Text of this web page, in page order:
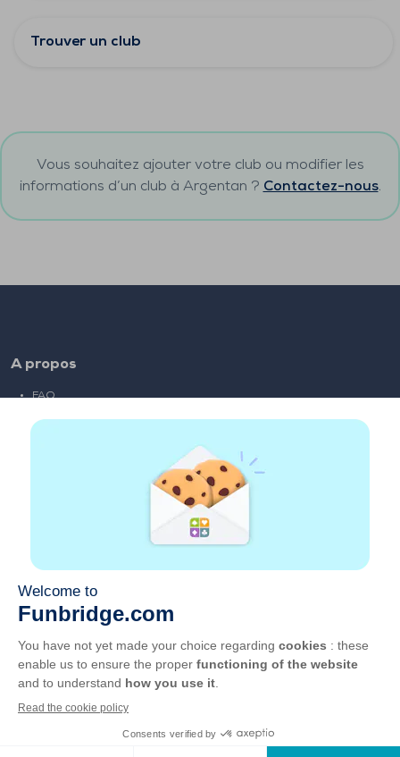
Trouver un club
Vous souhaitez ajouter votre club ou modifier les
informations d’un club à Argentan ? Contactez-nous.
A propos
FAQ
Liens partenaires
CGU
Vie privée
Gérer les cookies